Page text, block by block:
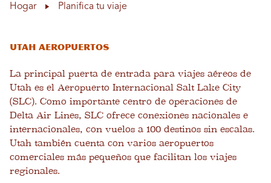
Hogar Planifica tu viaje
Utah Aeropuertos
La principal puerta de entrada para viajes aéreos de
Utah es el Aeropuerto Internacional Salt Lake City
(SLC). Como importante centro de operaciones de
Delta Air Lines, SLC ofrece conexiones nacionales e
internacionales, con vuelos a 100 destinos sin escalas.
Utah también cuenta con varios aeropuertos
comerciales más pequeños que facilitan los viajes
regionales.